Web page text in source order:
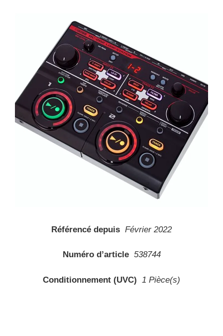
Référencé depuis Février 2022
Numéro d’article 538744
Conditionnement (UVC) 1 Pièce(s)